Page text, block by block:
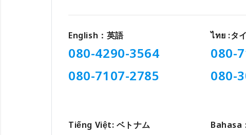
English：英語
080-4290-3564
080-7107-2785
ไทย :タ
080-
080-
Tiếng Việt: ベトナム Bahasa